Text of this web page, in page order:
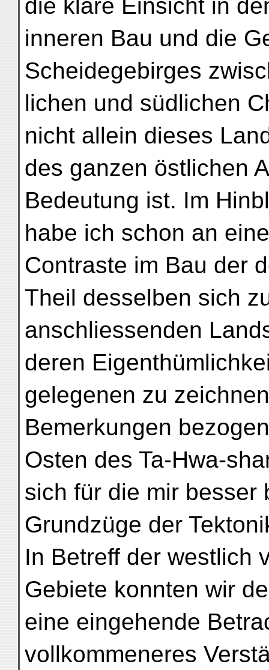
die klare Einsicht in
inneren Bau und die
Scheidegebirges
lichen und südlichen
nicht allein dieses
des ganzen östlichen
Bedeutung ist. Im
habe ich schon an
Contraste im Bau der
Theil desselben sich
anschliessenden
deren
gelegenen zu
Bemerkungen
Osten des Ta-Hwa-
sich für die mir besser
Grundzüge der
In Betreff der westlich
Gebiete konnten wir
eine eingehende
vollkommeneres